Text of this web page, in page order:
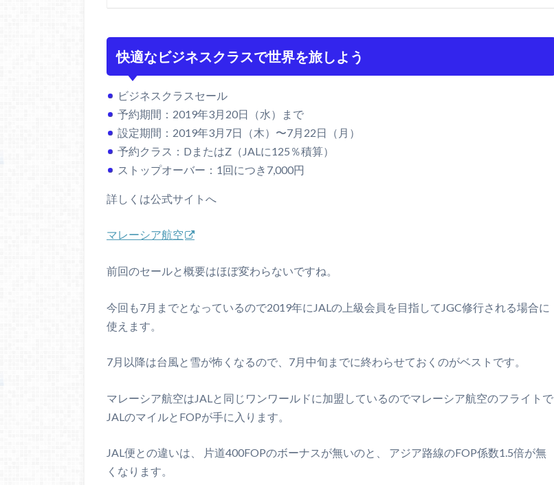
快適なビジネスクラスで世界を旅しよう
ビジネスクラスセール
予約期間：2019年3月20日（水）まで
設定期間：2019年3月7日（木）〜7月22日（月）
予約クラス：DまたはZ（JALに125％積算）
ストップオーバー：1回につき7,000円
詳しくは公式サイトへ
マレーシア航空
前回のセールと概要はほぼ変わらないですね。
今回も7月までとなっているので2019年にJALの上級会員を目指してJGC修行される場合に
使えます。
7月以降は台風と雪が怖くなるので、7月中旬までに終わらせておくのがベストです。
マレーシア航空はJALと同じワンワールドに加盟しているのでマレーシア航空のフライトで
JALのマイルとFOPが手に入ります。
JAL便との違いは、 片道400FOPのボーナスが無いのと、 アジア路線のFOP係数1.5倍が無
くなります。